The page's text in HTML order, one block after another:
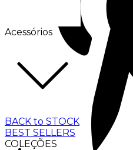
Acessórios
BACK to STOCK
BEST SELLERS
COLEÇÕES